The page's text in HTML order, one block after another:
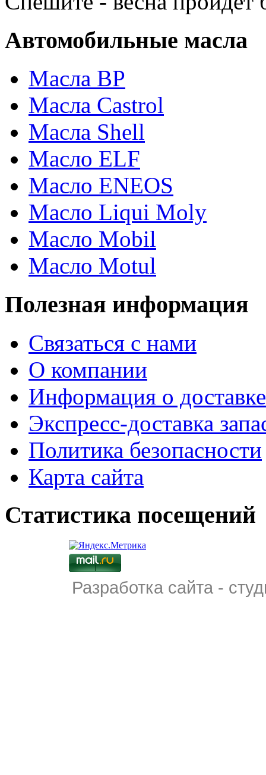
Автомобильные масла
Масла BP
Масла Castrol
Масла Shell
Масло ELF
Масло ENEOS
Масло Liqui Moly
Масло Mobil
Масло Motul
Полезная информация
Связаться с нами
О компании
Информация о доставке
Экспресс-доставка
Политика безопасности
Карта сайта
Статистика посещений
Разработка сайта -